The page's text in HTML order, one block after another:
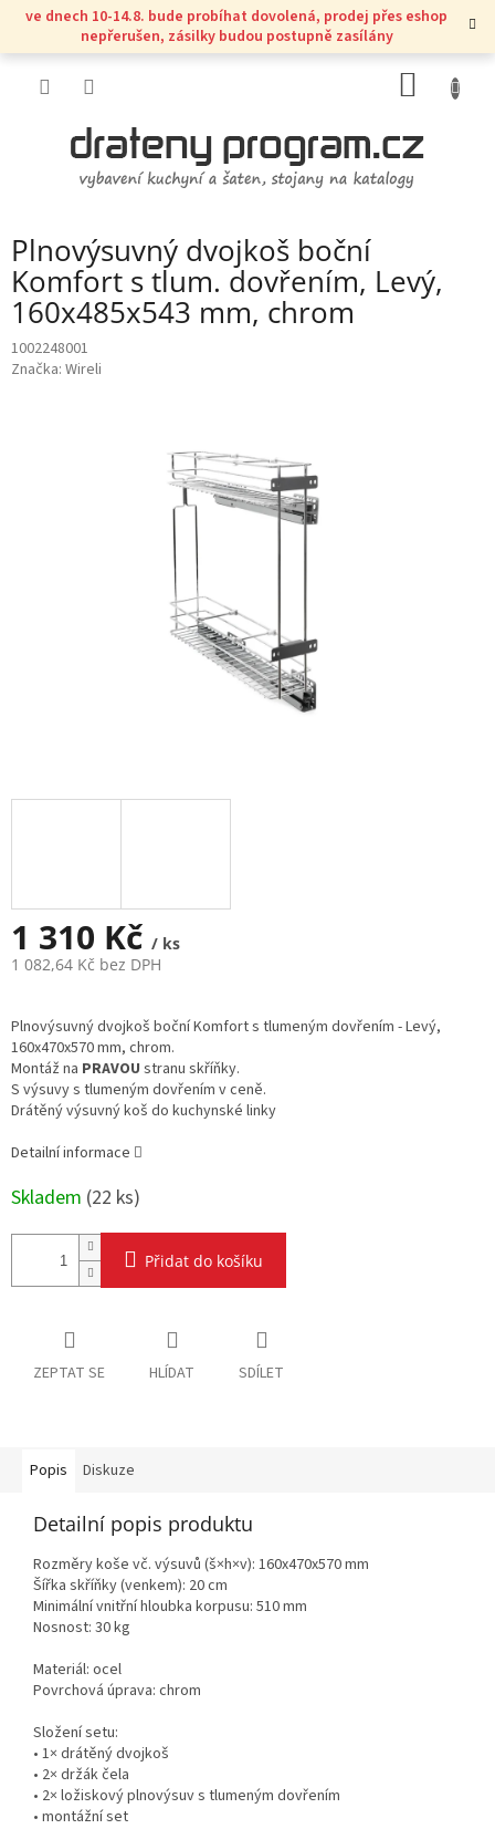
Přejít
obsah
ve dnech 10-14.8. bude probíhat dovolená, prodej přes eshop
nepřerušen, zásilky budou postupně zasílány
KOŠÍK
Plnovýsuvný dvojkoš boční
Komfort s tlum. dovřením, Levý,
160x485x543 mm, chrom
1002248001
Značka: Wireli
1 310 Kč / ks
1 082,64 Kč bez DPH
cena:
Plnovýsuvný dvojkoš boční Komfort s tlumeným dovřením - Levý,
160x470x570 mm, chrom.
Montáž na PRAVOU stranu skříňky.
S výsuvy s tlumeným dovřením v ceně.
Drátěný výsuvný koš do kuchynské linky
Detailní informace
Skladem (22 ks)
Přidat do košíku
ZEPTAT SE HLÍDAT SDÍLET
Popis Diskuze
Detailní popis produktu
Rozměry koše vč. výsuvů (š×h×v): 160x470x570 mm
Šířka skříňky (venkem): 20 cm
Minimální vnitřní hloubka korpusu: 510 mm
Nosnost: 30 kg
Materiál: ocel
Povrchová úprava: chrom
Složení setu:
• 1× drátěný dvojkoš
• 2× držák čela
• 2× ložiskový plnovýsuv s tlumeným dovřením
• montážní set